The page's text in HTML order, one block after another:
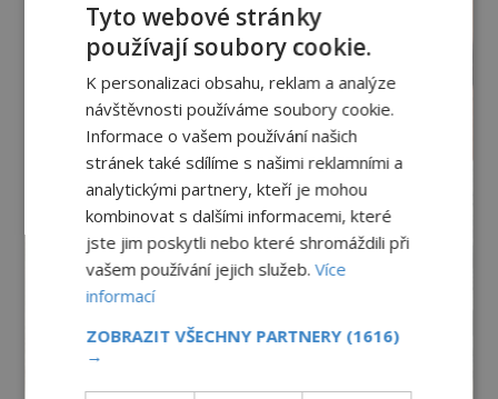
Tyto webové stránky
používají soubory cookie.
K personalizaci obsahu, reklam a analýze
návštěvnosti používáme soubory cookie.
Informace o vašem používání našich
stránek také sdílíme s našimi reklamními a
analytickými partnery, kteří je mohou
kombinovat s dalšími informacemi, které
jste jim poskytli nebo které shromáždili při
vašem používání jejich služeb.Více
informací
ZOBRAZIT VŠECHNY PARTNERY (1616)
→